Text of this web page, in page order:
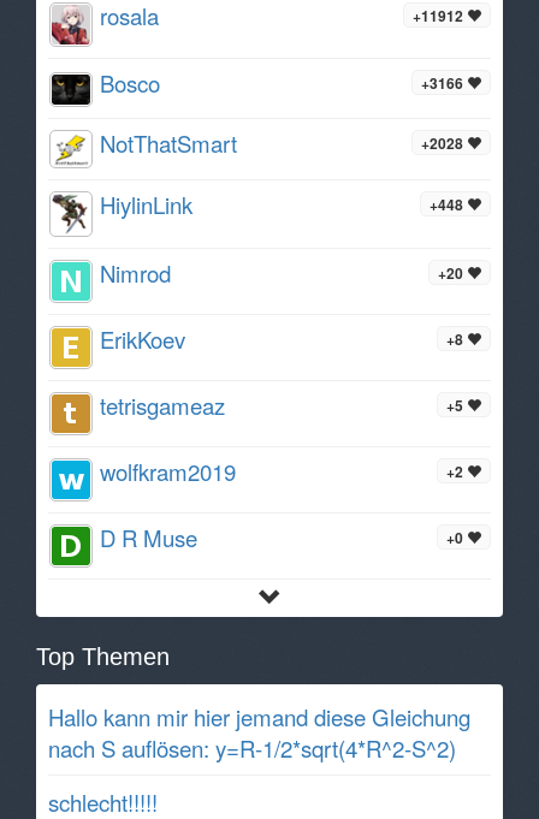
+11912
rosala
+3166
Bosco
+2028
NotThatSmart
+448
HiylinLink
+20
Nimrod
+8
ErikKoev
+5
tetrisgameaz
+2
wolfkram2019
+0
D R Muse
Top Themen
Hallo kann mir hier jemand diese Gleichung
nach S auflösen: y=R-1/2*sqrt(4*R^2-S^2)
schlecht!!!!!